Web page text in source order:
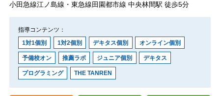
高校入試対策 高校入試対策
中学受験対策
小田急線江ノ島線・東急線田園都市線 中央林間駅 徒歩5分
指導コンテンツ：
1対1個別
1対2個別 デキタス個別 オンライン個別
予備校オン 推薦ラボ ジュニア個別 デキタス
プログラミング THE TANREN